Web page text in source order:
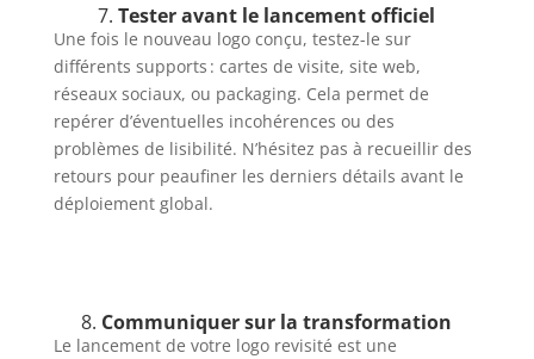
7.Tester avant le lancement officiel
Une fois le nouveau logo conçu, testez-le sur
différents supports : cartes de visite, site web,
réseaux sociaux, ou packaging. Cela permet de
repérer d’éventuelles incohérences ou des
problèmes de lisibilité. N’hésitez pas à recueillir des
retours pour peaufiner les derniers détails avant le
déploiement global.
8. Communiquer sur la transformation
Le lancement de votre logo revisité est une